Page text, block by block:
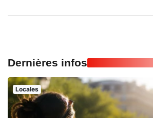
Dernières infos
Locales